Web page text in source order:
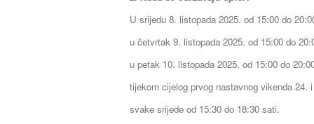
U srijedu 8. listopada 2025. od 15:00 do
u četvrtak 9. listopada 2025. od 15:00 do
u petak 10. listopada 2025. od 15:00 do
tijekom cijelog prvog nastavnog vikenda 24.
svake srijede od 15:30 do 18:30 sati.